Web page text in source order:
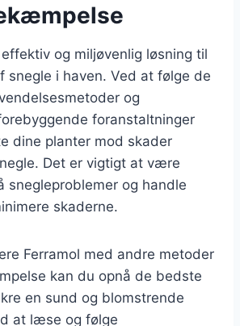
og miljøvenlig løsning til
snegle i haven. Ved at følge de
og
foranstaltninger
dine planter mod skader
Det er vigtigt at være
snegleproblemer og handle
skaderne.
Ferramol med andre metoder
kan du opnå de bedste
en sund og blomstrende
at læse og følge